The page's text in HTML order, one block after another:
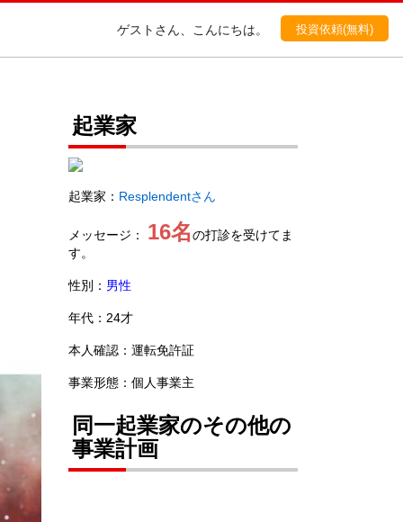
ゲストさん、こんにちは。 投資依頼(無料)
起業家
起業家： Resplendentさん
メッセージ： 16名 の打診を受けてま
す。
性別： 男性
年代：24才
本人確認：運転免許証
事業形態：個人事業主
同一起業家のその他の
事業計画